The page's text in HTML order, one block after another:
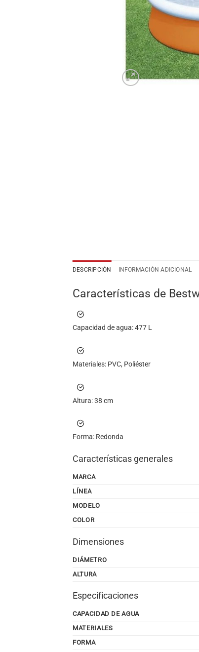
DESCRIPCIÓN INFORMACIÓN ADICIONAL
Características de
Capacidad de agua:477 L
Materiales: PVC, Poliéster
Altura:38 cm
Forma: Redonda
Características generales
MARCA
LÍNEA
MODELO
COLOR
Dimensiones
DIÁMETRO
ALTURA
Especificaciones
CAPACIDAD DE AGUA
MATERIALES
FORMA